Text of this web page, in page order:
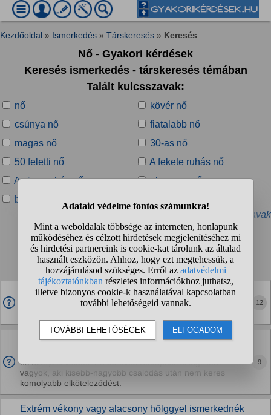
Kezdőoldal » Ismerkedés » Társkeresés » Keresés
Nő - Gyakori kérdések
Keresés ismerkedés - társkeresés témában
Talált kulcsszavak:
nő
kövér nő
csúnya nő
fiatalabb nő
magas nő
30-as nő
50 feletti nő
A fekete ruhás nő
A piros ruhás nő
alacsony nő
biszexuális nő
» További kapcsolódó kulcsszavak
Talált kérdések:
1 2 3 4 ... ❯ ❯❯
Lányok vélemény?
20F. 193 magas vagyok. Írjatok, vagy privátba cserélünk
12
Van itt olyan nő aki diszkrét viszonyt keres?
és hiányzik valami. Én 35 éves Budapesti szingli férfi
vagyok, aki kisebb-nagyobb csalódás után nem keres
komolyabb elköteleződést.
9
Extrém vékony vagy alacsony hölggyel ismerkednék